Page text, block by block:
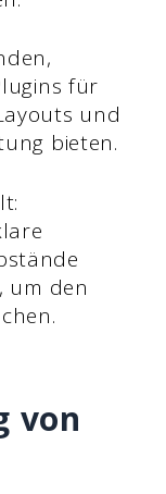
für
und
bieten.
um den
von